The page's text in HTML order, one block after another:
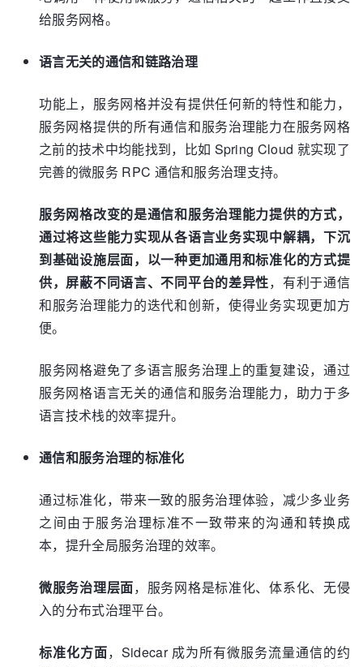
给服务网格。
语言无关的通信和链路治理
功能上，服务网格并没有提供任何新的特性和能力，
服务网格提供的所有通信和服务治理能力在服务网格
之前的技术中均能找到，比如 Spring Cloud 就实现了
完善的微服务 RPC 通信和服务治理支持。
服务网格改变的是通信和服务治理能力提供的方式，
通过将这些能力实现从各语言业务实现中解耦，下沉
到基础设施层面，以一种更加通用和标准化的方式提
供，屏蔽不同语言、不同平台的差异性，有利于通信
和服务治理能力的迭代和创新，使得业务实现更加方
便。
服务网格避免了多语言服务治理上的重复建设，通过
服务网格语言无关的通信和服务治理能力，助力于多
语言技术栈的效率提升。
通信和服务治理的标准化
通过标准化，带来一致的服务治理体验，减少多业务
之间由于服务治理标准不一致带来的沟通和转换成
本，提升全局服务治理的效率。
微服务治理层面，服务网格是标准化、体系化、无侵
入的分布式治理平台。
标准化方面，Sidecar 成为所有微服务流量通信的约